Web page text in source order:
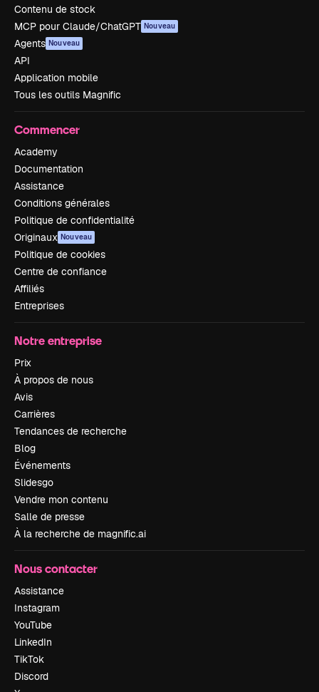
Contenu de stock
MCP pour Claude/ChatGPT Nouveau
Agents Nouveau
API
Application mobile
Tous les outils Magnific
Commencer
Academy
Documentation
Assistance
Conditions générales
Politique de confidentialité
Originaux Nouveau
Politique de cookies
Centre de confiance
Affiliés
Entreprises
Notre entreprise
Prix
À propos de nous
Avis
Carrières
Tendances de recherche
Blog
Événements
Slidesgo
Vendre mon contenu
Salle de presse
À la recherche de magnific.ai
Nous contacter
Assistance
Instagram
YouTube
LinkedIn
TikTok
Discord